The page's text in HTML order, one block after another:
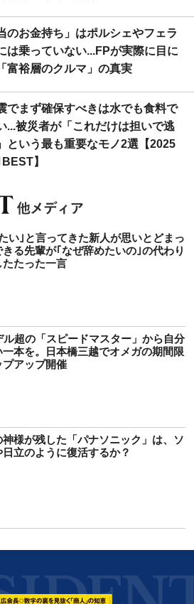
のお金持ち」はポルシェやフェラ
は乗っていない...FPが実際に目に
富裕層のクルマ」の真実
でまず確保すべきは水でも食料で
...被災者が「これだけは担いで逃
という最も重要なモノ2選【2025
】
い｣と言ってきた新人が思いとどまっ
る先輩が｢なぜ辞めたいの｣の代わり
たたった一言
ル超の「スピードマスター」から自分
一本を。日本橋三越でオメガの期間限
プアップ開催
神様が残した「パナソニック」は、ソ
日立のように復活するか？